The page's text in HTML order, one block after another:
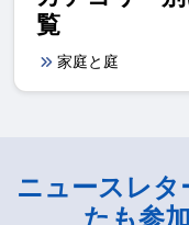
覧
家庭と庭
ニュースレタ
たも参